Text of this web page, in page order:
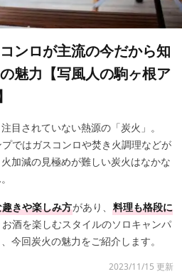
ンロが主流の今だから知
魅力【写風人の駒ヶ根ア
目されていない熱源の「炭火」。
ではガスコンロや焚き火調理などが
加減の見極めが難しい炭火はなかな
きや楽しみ方があり、 料理も格段に
酒を楽しむスタイルのソロキャンパ
今回炭火の魅力をご紹介します。
2023/11/15 更新